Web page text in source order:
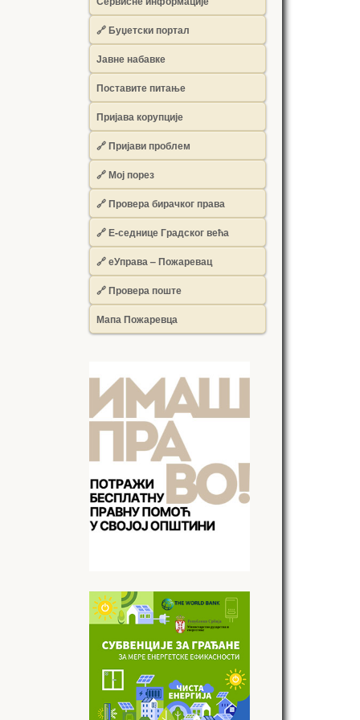
🔗 Буџетски портал
Јавне набавке
Поставите питање
Пријава корупције
🔗 Пријави проблем
🔗 Мој порез
🔗 Провера бирачког права
🔗 Е-седнице Градског већа
🔗 еУправа – Пожаревац
🔗 Провера поште
Мапа Пожаревца